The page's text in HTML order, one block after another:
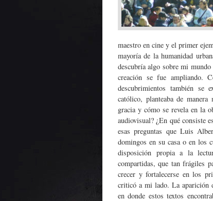
maestro en cine y el primer
mayoría de la humanidad
descubría algo sobre mi
creación se fue ampliando.
descubrimientos también se
católico, planteaba de
gracia y cómo se revela en la
audiovisual? ¿En qué consiste
esas preguntas que Luis
domingos en su casa o en los
disposición propia a la
compartidas, que tan frágiles
crecer y fortalecerse en los
criticó a mi lado. La aparición
en donde estos textos